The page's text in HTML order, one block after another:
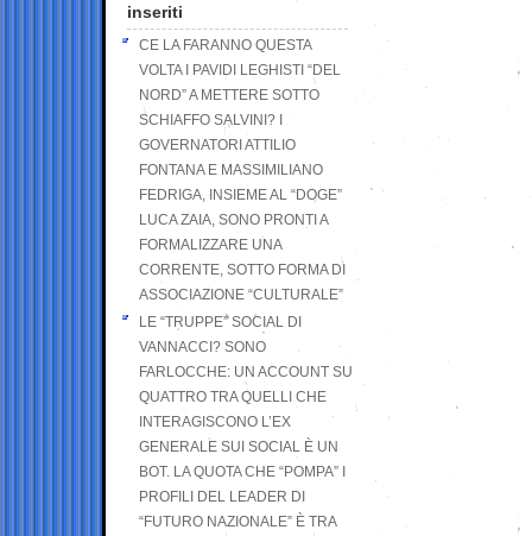
inseriti
CE LA FARANNO QUESTA
VOLTA I PAVIDI LEGHISTI “DEL
NORD” A METTERE SOTTO
SCHIAFFO SALVINI? I
GOVERNATORI ATTILIO
FONTANA E MASSIMILIANO
FEDRIGA, INSIEME AL “DOGE”
LUCA ZAIA, SONO PRONTI A
FORMALIZZARE UNA
CORRENTE, SOTTO FORMA DI
ASSOCIAZIONE “CULTURALE”
LE “TRUPPE” SOCIAL DI
VANNACCI? SONO
FARLOCCHE: UN ACCOUNT SU
QUATTRO TRA QUELLI CHE
INTERAGISCONO L’EX
GENERALE SUI SOCIAL È UN
BOT. LA QUOTA CHE “POMPA” I
PROFILI DEL LEADER DI
“FUTURO NAZIONALE” È TRA